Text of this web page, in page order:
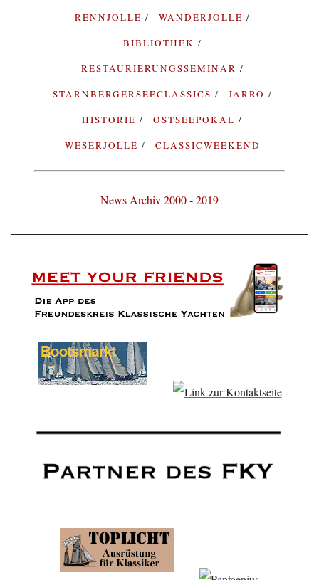
RENNJOLLE
WANDERJOLLE
BIBLIOTHEK
RESTAURIERUNGSSEMINAR
STARNBERGERSEECLASSICS
JARRO
HISTORIE
OSTSEEPOKAL
WESERJOLLE
CLASSICWEEKEND
News Archiv 2000 - 2019